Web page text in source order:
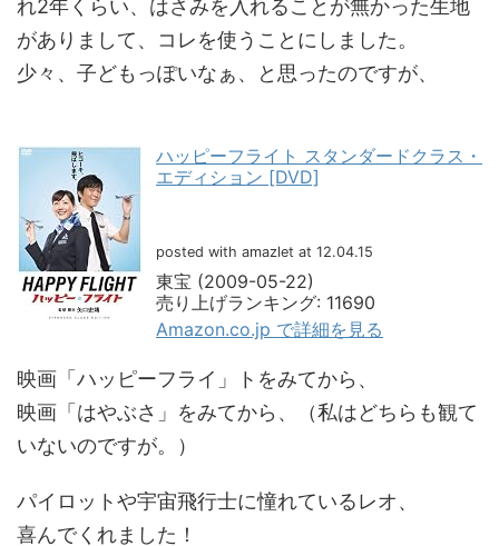
れ2年くらい、はさみを入れることが無かった生地
がありまして、コレを使うことにしました。
少々、子どもっぽいなぁ、と思ったのですが、
ハッピーフライト スタンダードクラス・
エディション [DVD]
posted with amazlet at 12.04.15
東宝 (2009-05-22)
売り上げランキング: 11690
Amazon.co.jp で詳細を見る
映画「ハッピーフライ」トをみてから、
映画「はやぶさ」をみてから、（私はどちらも観て
いないのですが。）
パイロットや宇宙飛行士に憧れているレオ、
喜んでくれました！